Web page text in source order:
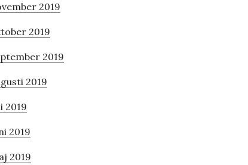
2019
2019
2019
2019
2019
2019
2019